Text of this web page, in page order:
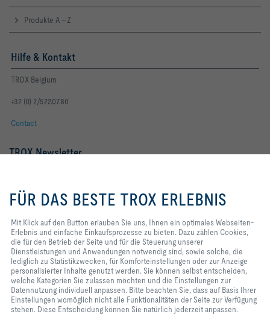
Produkte A - Z
Hilfe & Kontakt
TROX Belgium
+32 (0) 2/522.07.80
Contact
TROX Newsletter
Newsletter footer form legal terms Jetzt abonnieren
Sie uns, Ihnen ein optimales
Webseiten-Erlebnis und einfache
zählen Cookies, die für den
Betrieb der Seite und für die
Steuerung unserer
Dienstleistungen und
Anwendungen notwendig sind,
sowie solche, die lediglich zu
Statistikzwecken, für
Komforteinstellungen oder zur
Anzeige personalisierter Inhalte
genutzt werden. Sie können selbst
FÜR DAS BESTE TROX ERLEBNIS
Mit Klick auf den Button erlauben Sie uns, Ihnen ein optimales Webseiten-
Erlebnis und einfache Einkaufsprozesse zu bieten. Dazu zählen Cookies,
die für den Betrieb der Seite und für die Steuerung unserer
Dienstleistungen und Anwendungen notwendig sind, sowie solche, die
lediglich zu Statistikzwecken, für Komforteinstellungen oder zur Anzeige
personalisierter Inhalte genutzt werden. Sie können selbst entscheiden,
welche Kategorien Sie zulassen möchten und die Einstellungen zur
Datennutzung individuell anpassen. Bitte beachten Sie, dass auf Basis Ihrer
Einstellungen womöglich nicht alle Funktionalitäten der Seite zur Verfügung
stehen. Diese Entscheidung können Sie natürlich jederzeit anpassen.